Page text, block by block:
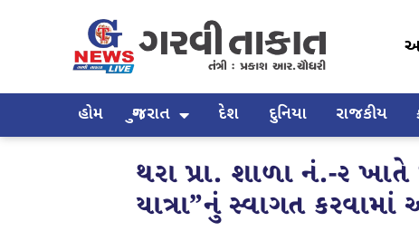
હોમ ગુજરાત દેશ દુનિયા રાજકીય
થરા પ્રા. શાળા નં.-૨
યાત્રા”નું સ્વાગત